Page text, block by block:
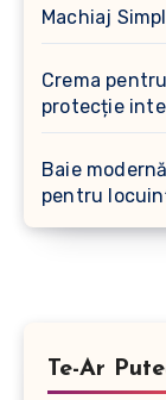
Machiaj
Crema
protecție
Baie
pentru
Te-Ar